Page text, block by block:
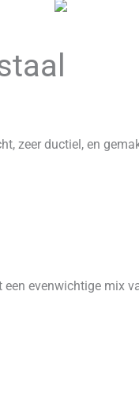
zeer ductiel, en
evenwichtige mix